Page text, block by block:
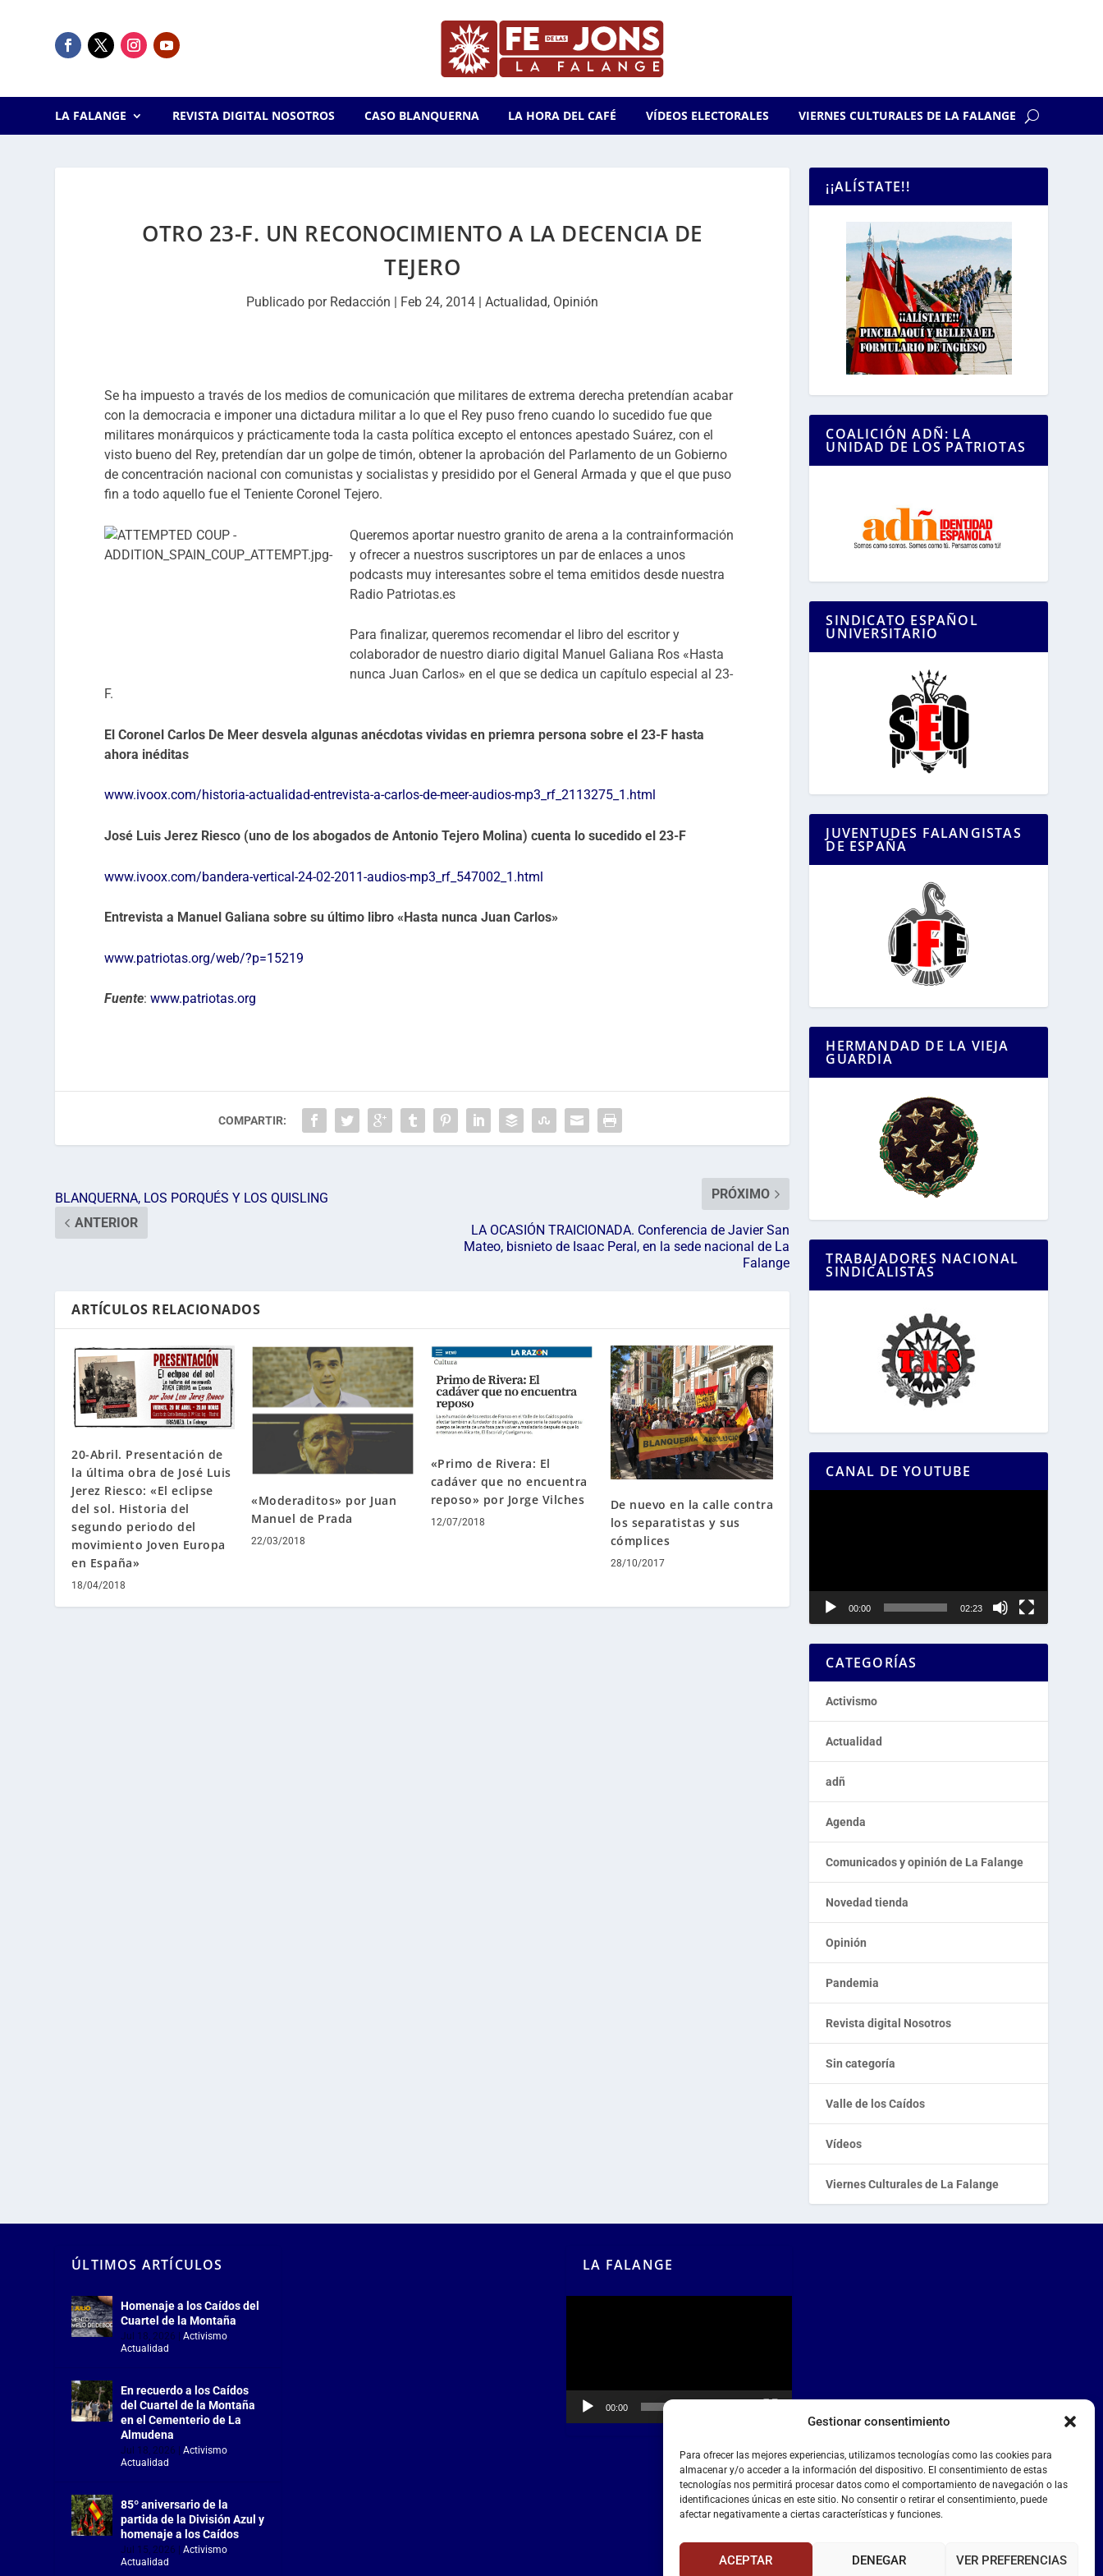
Gestionar consentimiento
Para ofrecer las mejores experiencias, utilizamos tecnologías como las cookies para
almacenar y/o acceder a la información del dispositivo. El consentimiento de estas
tecnologías nos permitirá procesar datos como el comportamiento de navegación o las
identificaciones únicas en este sitio. No consentir o retirar el consentimiento, puede
afectar negativamente a ciertas características y funciones.
ACEPTAR DENEGAR VER PREFERENCIAS
LA FALANGE REVISTA DIGITAL NOSOTROS CASO BLANQUERNA LA HORA DEL CAFÉ VÍDEOS ELECTORALES VIERNES CULTURALES DE LA FALANGE
OTRO 23-F. UN RECONOCIMIENTO A LA DECENCIA DE
TEJERO
Publicado por Redacción | Feb 24, 2014 |Actualidad, Opinión
Se ha impuesto a través de los medios de comunicación que militares de extrema derecha pretendían acabar
con la democracia e imponer una dictadura militar a lo que el Rey puso freno cuando lo sucedido fue que
militares monárquicos y prácticamente toda la casta política excepto el entonces apestado Suárez, con el
visto bueno del Rey, pretendían dar un golpe de timón, obtener la aprobación del Parlamento de un Gobierno
de concentración nacional con comunistas y socialistas y presidido por el General Armada y que el que puso
fin a todo aquello fue el Teniente Coronel Tejero.
Queremos aportar nuestro granito de arena a la contrainformación
y ofrecer a nuestros suscriptores un par de enlaces a unos
podcasts muy interesantes sobre el tema emitidos desde nuestra
Radio Patriotas.es
Para finalizar, queremos recomendar el libro del escritor y
colaborador de nuestro diario digital Manuel Galiana Ros «Hasta
nunca Juan Carlos» en el que se dedica un capítulo especial al 23-
F.
El Coronel Carlos De Meer desvela algunas anécdotas vividas en priemra persona sobre el 23-F hasta
ahora inéditas
www.ivoox.com/historia-actualidad-entrevista-a-carlos-de-meer-audios-mp3_rf_2113275_1.html
José Luis Jerez Riesco (uno de los abogados de Antonio Tejero Molina) cuenta lo sucedido el 23-F
www.ivoox.com/bandera-vertical-24-02-2011-audios-mp3_rf_547002_1.html
Entrevista a Manuel Galiana sobre su último libro «Hasta nunca Juan Carlos»
www.patriotas.org/web/?p=15219
Fuente:www.patriotas.org
COMPARTIR:
BLANQUERNA, LOS PORQUÉS Y LOS QUISLING
ANTERIOR
PRÓXIMO
LA OCASIÓN TRAICIONADA. Conferencia de Javier San
Mateo, bisnieto de Isaac Peral, en la sede nacional de La
Falange
ARTÍCULOS RELACIONADOS
20-Abril. Presentación de
la última obra de José Luis
Jerez Riesco: «El eclipse
del sol. Historia del
segundo periodo del
movimiento Joven Europa
en España»
18/04/2018
«Moderaditos» por Juan
Manuel de Prada
22/03/2018
«Primo de Rivera: El
cadáver que no encuentra
reposo» por Jorge Vilches
12/07/2018
De nuevo en la calle contra
los separatistas y sus
cómplices
28/10/2017
¡¡ALÍSTATE!!
COALICIÓN ADÑ: LA
UNIDAD DE LOS PATRIOTAS
SINDICATO ESPAÑOL
UNIVERSITARIO
JUVENTUDES FALANGISTAS
DE ESPAÑA
HERMANDAD DE LA VIEJA
GUARDIA
TRABAJADORES NACIONAL
SINDICALISTAS
CANAL DE YOUTUBE
00:00 02:23
CATEGORÍAS
Activismo
Actualidad
adñ
Agenda
Comunicados y opinión de La Falange
Novedad tienda
Opinión
Pandemia
Revista digital Nosotros
Sin categoría
Valle de los Caídos
Vídeos
Viernes Culturales de La Falange
ÚLTIMOS ARTÍCULOS
Homenaje a los Caídos del
Cuartel de la Montaña
Jul 18, 2026 |Activismo,
Actualidad
En recuerdo a los Caídos
del Cuartel de la Montaña
en el Cementerio de La
Almudena
Jul 18, 2026 |Activismo,
Actualidad
85º aniversario de la
partida de la División Azul y
homenaje a los Caídos
Jul 15, 2026 |Activismo,
Actualidad
LA FALANGE
00:00